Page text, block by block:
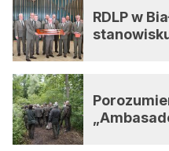
RDLP w